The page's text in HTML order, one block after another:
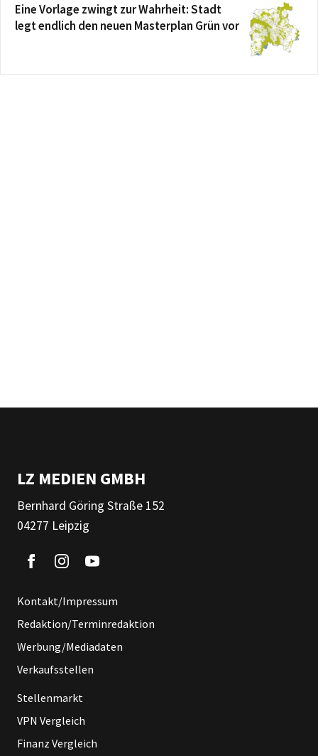
Eine Vorlage zwingt zur Wahrheit: Stadt
legt endlich den neuen Masterplan Grün vor
LZ MEDIEN GMBH
Bernhard Göring Straße 152
04277 Leipzig
Kontakt/Impressum
Redaktion/Terminredaktion
Werbung/Mediadaten
Verkaufsstellen
Stellenmarkt
VPN Vergleich
Finanz Vergleich